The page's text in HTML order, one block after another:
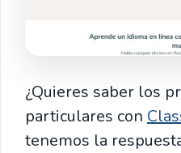
¿Quieres saber los
particulares con
tenemos la